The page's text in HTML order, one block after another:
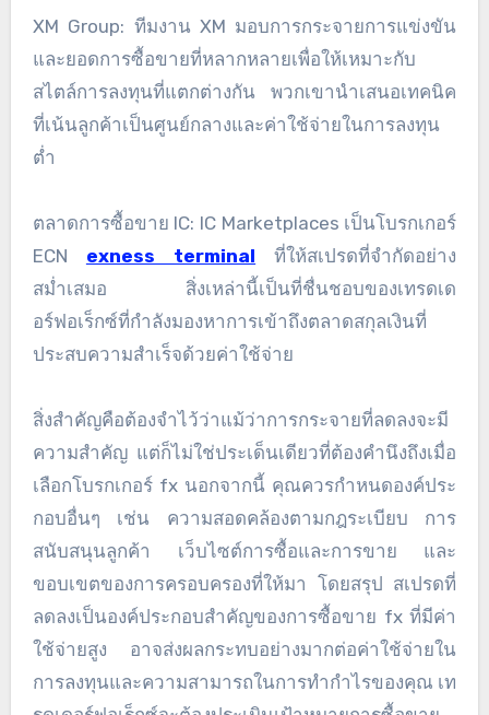
XM Group: ทีมงาน XM มอบการกระจายการแข่งขัน
และยอดการซื้อขายที่หลากหลายเพื่อให้เหมาะกับ
สไตล์การลงทุนที่แตกต่างกัน พวกเขานำเสนอเทคนิค
ที่เน้นลูกค้าเป็นศูนย์กลางและค่าใช้จ่ายในการลงทุน
ต่ำ
ตลาดการซื้อขาย IC: IC Marketplaces เป็นโบรกเกอร์
ECN exness terminal ที่ให้สเปรดที่จำกัดอย่าง
สม่ำเสมอ สิ่งเหล่านี้เป็นที่ชื่นชอบของเทรดเด
อร์ฟอเร็กซ์ที่กำลังมองหาการเข้าถึงตลาดสกุลเงินที่
ประสบความสำเร็จด้วยค่าใช้จ่าย
สิ่งสำคัญคือต้องจำไว้ว่าแม้ว่าการกระจายที่ลดลงจะมี
ความสำคัญ แต่ก็ไม่ใช่ประเด็นเดียวที่ต้องคำนึงถึงเมื่อ
เลือกโบรกเกอร์ fx นอกจากนี้ คุณควรกำหนดองค์ประ
กอบอื่นๆ เช่น ความสอดคล้องตามกฎระเบียบ การ
สนับสนุนลูกค้า เว็บไซต์การซื้อและการขาย และ
ขอบเขตของการครอบครองที่ให้มา โดยสรุป สเปรดที่
ลดลงเป็นองค์ประกอบสำคัญของการซื้อขาย fx ที่มีค่า
ใช้จ่ายสูง อาจส่งผลกระทบอย่างมากต่อค่าใช้จ่ายใน
การลงทุนและความสามารถในการทำกำไรของคุณ เท